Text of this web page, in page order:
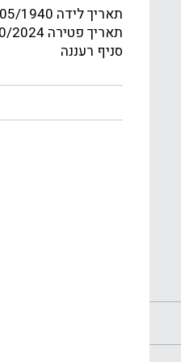
תאריך לידה 03/05/1940
תאריך פטירה 26/10/2024
סניף רעננה